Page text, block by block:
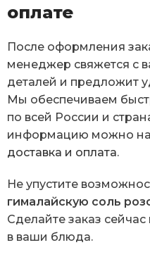
оплате
После оформления
менеджер свяжется с
деталей и предложит
Мы обеспечиваем
по всей России и
информацию можно
доставка и оплата.
Не упустите
гималайскую соль
Сделайте заказ сейчас
в ваши блюда.